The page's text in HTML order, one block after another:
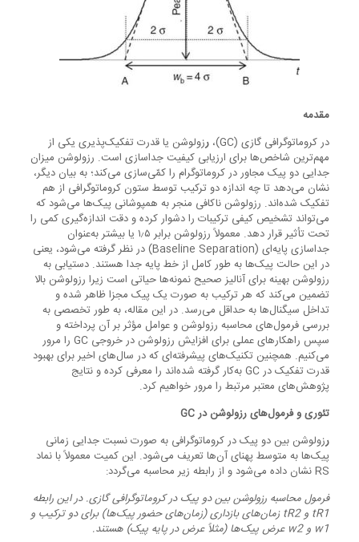
مقدمه
در کروماتوگرافی گازی (GC)،
رزولوشن یا قدرت تفکیک‌پذیری یکی از
مهم‌ترین شاخص‌ها برای ارزیابی کیفیت جداسازی است. رزولوشن میزان
جدایی دو پیک مجاور در کروماتوگرام را کمّی‌سازی می‌کند؛ به بیان دیگر،
نشان می‌دهد تا چه اندازه دو ترکیب توسط ستون کروماتوگرافی از هم
تفکیک شده‌اند. رزولوشن ناکافی منجر به همپوشانی پیک‌ها می‌شود که
می‌تواند تشخیص کیفی ترکیبات را دشوار کرده و دقت اندازه‌گیری کمی را
تحت تأثیر قرار دهد. معمولاً رزولوشن برابر ۱٫۵ یا بیشتر به‌عنوان
جداسازی پایه‌ای (Baseline Separation) در نظر گرفته می‌شود، یعنی
در این حالت پیک‌ها به طور کامل از خط پایه جدا هستند. دستیابی به
رزولوشن بهینه برای آنالیز صحیح نمونه‌ها حیاتی است زیرا رزولوشن بالا
تضمین می‌کند که هر ترکیب به صورت یک پیک مجزا ظاهر شده و
تداخل سیگنال‌ها به حداقل می‌رسد. در این مقاله، به طور تخصصی به
بررسی فرمول‌های محاسبه رزولوشن و عوامل مؤثر بر آن پرداخته و
سپس راهکارهای عملی برای افزایش رزولوشن در خروجی GC را مرور
می‌کنیم. همچنین تکنیک‌های پیشرفته‌ای که در سال‌های اخیر برای بهبود
قدرت تفکیک در GC به‌کار گرفته شده‌اند را معرفی کرده و نتایج
پژوهش‌های معتبر مرتبط را مرور خواهیم کرد.
تئوری و فرمول‌های رزولوشن درGC
رزولوشن بین دو پیک در کروماتوگرافی به صورت نسبت جدایی زمانی
پیک‌ها به متوسط پهنای آن‌ها تعریف می‌شود. این کمیت معمولاً با نماد
RS نشان داده می‌شود و از رابطه زیر محاسبه می‌گردد:
فرمول محاسبه رزولوشن بین دو پیک در کروماتوگرافی گازی. در این رابطه
tR1 وtR2
زمان‌های بازداری (زمان‌های حضور پیک‌ها) برای دو ترکیب و
w1 وw2 عرض پیک‌ها (مثلاً عرض در پایه پیک) هستند.